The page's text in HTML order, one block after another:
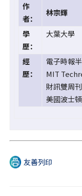
作
者：
林宗輝
學
歷：
大葉大學
經
歷：
電子時報
MIT
財訊雙周
美國波士
友善列印